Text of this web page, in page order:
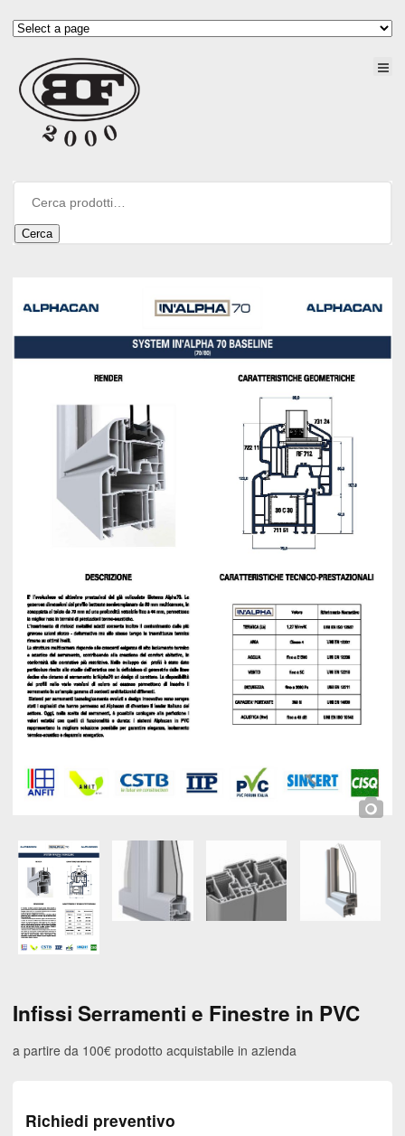
Cerca
Infissi Serramenti e Finestre in PVC
a partire da 100€ prodotto acquistabile in azienda
Richiedi preventivo